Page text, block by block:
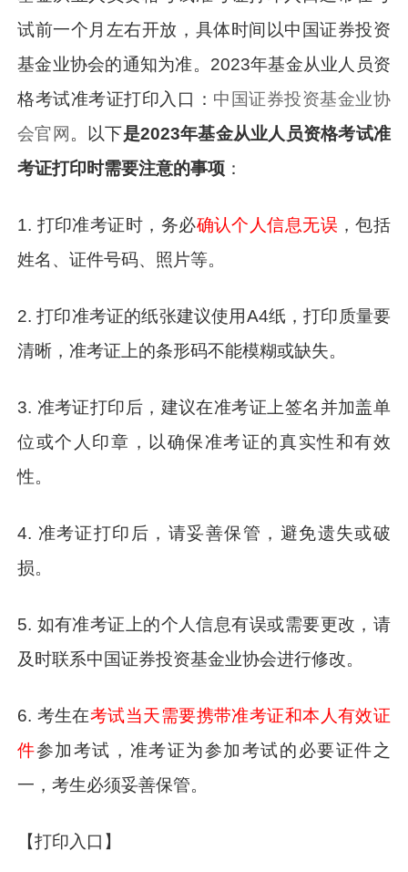
试前一个月左右开放，具体时间以中国证券投资
基金业协会的通知为准。 2023年基金从业人员资
格考试准考证打印入口： 中国证券投资基金业协
会官网 。 以下是2023年基金从业人员资格考试准
考证打印时需要注意的事项 ：
1. 打印准考证时，务必确认个人信息无误 ，包括
姓名、证件号码、照片等。
2. 打印准考证的纸张建议使用A4纸，打印质量要
清晰，准考证上的条形码不能模糊或缺失。
3. 准考证打印后，建议在准考证上签名并加盖单
位或个人印章，以确保准考证的真实性和有效
性。
4. 准考证打印后，请妥善保管，避免遗失或破
损。
5. 如有准考证上的个人信息有误或需要更改，请
及时联系中国证券投资基金业协会进行修改。
6. 考生在考试当天需要携带准考证和本人有效证
件参加考试，准考证为参加考试的必要证件之
一，考生必须妥善保管。
【打印入口】